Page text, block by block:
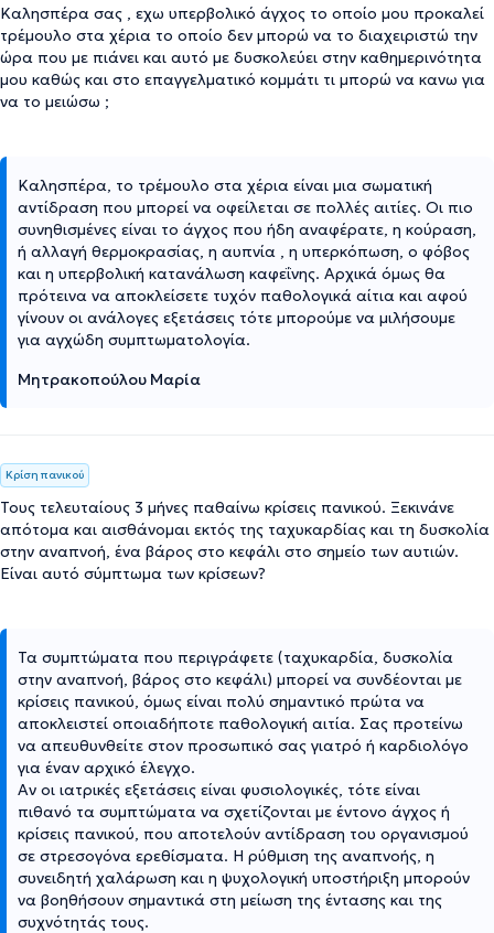
Καλησπέρα σας , εχω υπερβολικό άγχος το οποίο μου προκαλεί
τρέμουλο στα χέρια το οποίο δεν μπορώ να το διαχειριστώ την
ώρα που με πιάνει και αυτό με δυσκολεύει στην καθημερινότητα
μου καθώς και στο επαγγελματικό κομμάτι τι μπορώ να κανω για
να το μειώσω ;
Καλησπέρα, το τρέμουλο στα χέρια είναι μια σωματική
αντίδραση που μπορεί να οφείλεται σε πολλές αιτίες. Οι πιο
συνηθισμένες είναι το άγχος που ήδη αναφέρατε, η κούραση,
ή αλλαγή θερμοκρασίας, η αυπνία , η υπερκόπωση, ο φόβος
και η υπερβολική κατανάλωση καφεΐνης. Αρχικά όμως θα
πρότεινα να αποκλείσετε τυχόν παθολογικά αίτια και αφού
γίνουν οι ανάλογες εξετάσεις τότε μπορούμε να μιλήσουμε
για αγχώδη συμπτωματολογία.
Μητρακοπούλου Μαρία
Κρίση πανικού
Τους τελευταίους 3 μήνες παθαίνω κρίσεις πανικού. Ξεκινάνε
απότομα και αισθάνομαι εκτός της ταχυκαρδίας και τη δυσκολία
στην αναπνοή, ένα βάρος στο κεφάλι στο σημείο των αυτιών.
Είναι αυτό σύμπτωμα των κρίσεων?
Τα συμπτώματα που περιγράφετε (ταχυκαρδία, δυσκολία
στην αναπνοή, βάρος στο κεφάλι) μπορεί να συνδέονται με
κρίσεις πανικού, όμως είναι πολύ σημαντικό πρώτα να
αποκλειστεί οποιαδήποτε παθολογική αιτία. Σας προτείνω
να απευθυνθείτε στον προσωπικό σας γιατρό ή καρδιολόγο
για έναν αρχικό έλεγχο.
Αν οι ιατρικές εξετάσεις είναι φυσιολογικές, τότε είναι
πιθανό τα συμπτώματα να σχετίζονται με έντονο άγχος ή
κρίσεις πανικού, που αποτελούν αντίδραση του οργανισμού
σε στρεσογόνα ερεθίσματα. Η ρύθμιση της αναπνοής, η
συνειδητή χαλάρωση και η ψυχολογική υποστήριξη μπορούν
να βοηθήσουν σημαντικά στη μείωση της έντασης και της
συχνότητάς τους.